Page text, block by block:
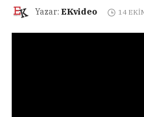
Yazar: EKvideo 14